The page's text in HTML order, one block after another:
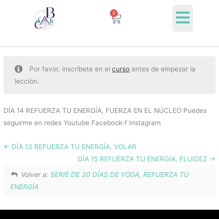
0
Cart
Por favor, inscríbete en elcurso antes de empezar la
lección.
DÍA 14 REFUERZA TU ENERGÍA, FUERZA EN EL NÚCLEO Puedes
seguirme en redes Youtube Facebook-f Instagram
DÍA 13 REFUERZA TU ENERGÍA, VOLAR
DÍA 15 REFUERZA TU ENERGÍA, FLUIDEZ
Volver a:SERIE DE 30 DÍAS DE YOGA, REFUERZA TU
ENERGÍA